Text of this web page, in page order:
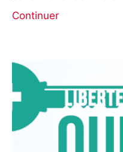
Continuer